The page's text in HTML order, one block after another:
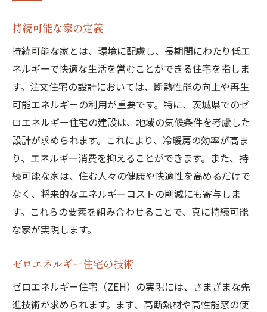
持続可能な家の定義
持続可能な家とは、環境に配慮し、長期間にわたり低エ
ネルギーで快適な生活を営むことができる住宅を指しま
す。注文住宅の設計においては、断熱性能の向上や再生
可能エネルギーの利用が重要です。特に、茨城県でのゼ
ロエネルギー住宅の建設は、地域の気候条件を考慮した
設計が求められます。これにより、冷暖房の効率が高ま
り、エネルギー消費を抑えることができます。また、持
続可能な家は、住む人々の健康や快適性を高めるだけで
なく、将来的なエネルギーコストの削減にも寄与しま
す。これらの要素を組み合わせることで、真に持続可能
な家が実現します。
ゼロエネルギー住宅の技術
ゼロエネルギー住宅（ZEH）の実現には、さまざまな先
進技術が求められます。まず、高断熱材や高性能窓の使